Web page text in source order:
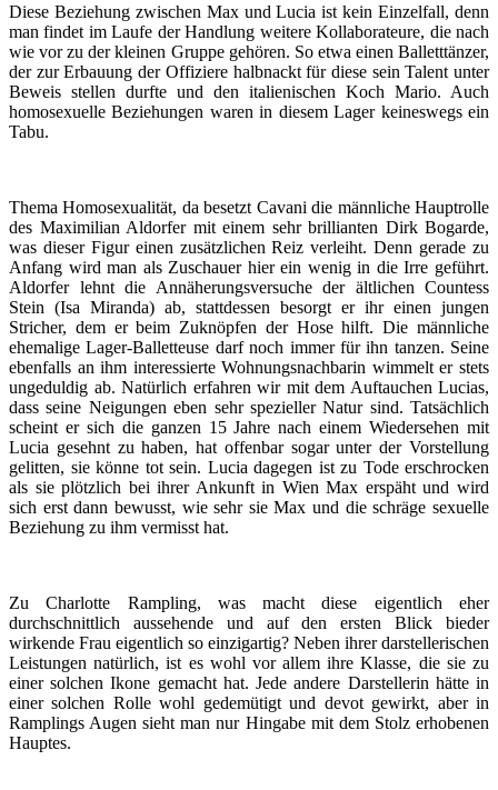
Diese Beziehung zwischen Max und Lucia ist kein Einzelfall, denn
man findet im Laufe der Handlung weitere Kollaborateure, die nach
wie vor zu der kleinen Gruppe gehören. So etwa einen Balletttänzer,
der zur Erbauung der Offiziere halbnackt für diese sein Talent unter
Beweis stellen durfte und den italienischen Koch Mario. Auch
homosexuelle Beziehungen waren in diesem Lager keineswegs ein
Tabu.
Thema Homosexualität, da besetzt Cavani die männliche Hauptrolle
des Maximilian Aldorfer mit einem sehr brillianten Dirk Bogarde,
was dieser Figur einen zusätzlichen Reiz verleiht. Denn gerade zu
Anfang wird man als Zuschauer hier ein wenig in die Irre geführt.
Aldorfer lehnt die Annäherungsversuche der ältlichen Countess
Stein (Isa Miranda) ab, stattdessen besorgt er ihr einen jungen
Stricher, dem er beim Zuknöpfen der Hose hilft. Die männliche
ehemalige Lager-Balletteuse darf noch immer für ihn tanzen. Seine
ebenfalls an ihm interessierte Wohnungsnachbarin wimmelt er stets
ungeduldig ab. Natürlich erfahren wir mit dem Auftauchen Lucias,
dass seine Neigungen eben sehr spezieller Natur sind. Tatsächlich
scheint er sich die ganzen 15 Jahre nach einem Wiedersehen mit
Lucia gesehnt zu haben, hat offenbar sogar unter der Vorstellung
gelitten, sie könne tot sein. Lucia dagegen ist zu Tode erschrocken
als sie plötzlich bei ihrer Ankunft in Wien Max erspäht und wird
sich erst dann bewusst, wie sehr sie Max und die schräge sexuelle
Beziehung zu ihm vermisst hat.
Zu Charlotte Rampling, was macht diese eigentlich eher
durchschnittlich aussehende und auf den ersten Blick bieder
wirkende Frau eigentlich so einzigartig? Neben ihrer darstellerischen
Leistungen natürlich, ist es wohl vor allem ihre Klasse, die sie zu
einer solchen Ikone gemacht hat. Jede andere Darstellerin hätte in
einer solchen Rolle wohl gedemütigt und devot gewirkt, aber in
Ramplings Augen sieht man nur Hingabe mit dem Stolz erhobenen
Hauptes.